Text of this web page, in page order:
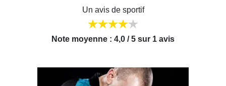
Un avis de sportif
Note moyenne : 4,0 / 5 sur 1 avis